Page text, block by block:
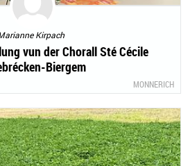
Kirpach
vun der Chorall Sté Cécile
Biergem
MONNERICH